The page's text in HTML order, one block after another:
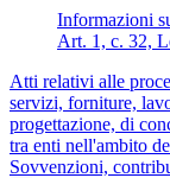
Informazioni
Art. 1, c. 32,
Atti relativi alle
servizi, forniture,
progettazione, di
tra enti nell'ambito
Sovvenzioni,